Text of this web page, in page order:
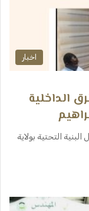
اخبار
الداخلية
التحتية بولاية